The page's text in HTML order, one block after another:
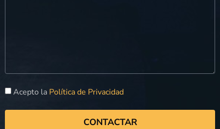
Acepto la Política de Privacidad
CONTACTAR